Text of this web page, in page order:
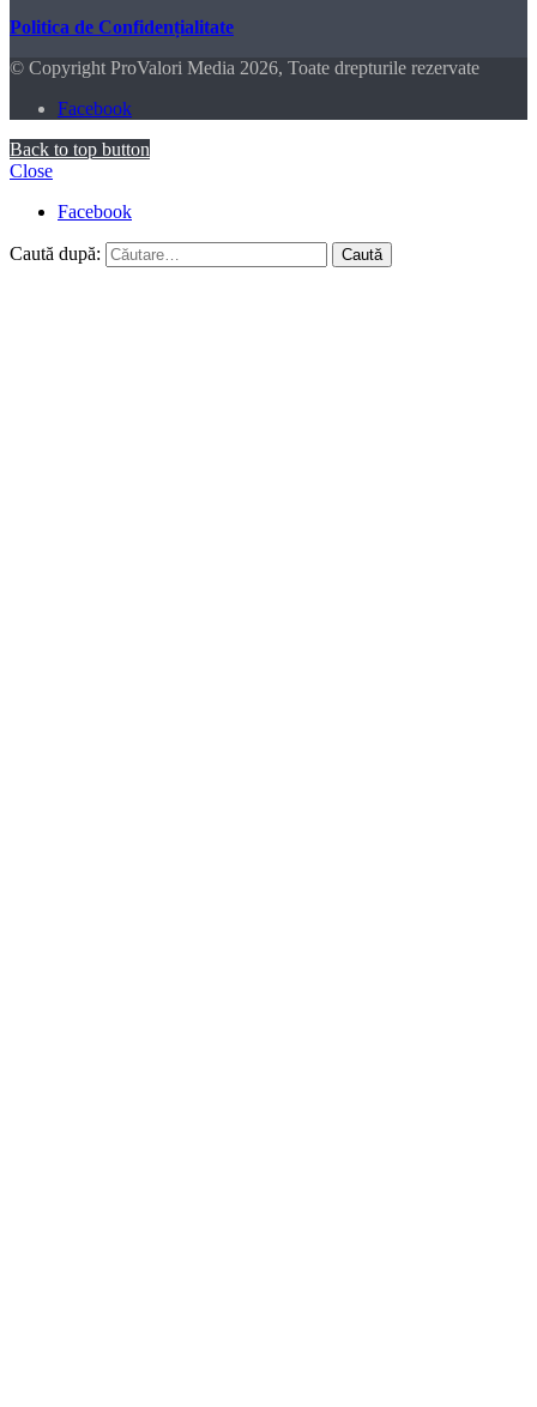
Politica de Confidențialitate
© Copyright ProValori Media 2026, Toate drepturile rezervate
Facebook
Back to top button
Close
Facebook
Caută după: